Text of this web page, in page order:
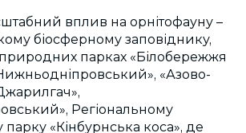
вплив на орнітофауну –
біосферному заповіднику,
парках «Білобережжя
«Азово-
Регіональному
«Кінбурнська коса», де